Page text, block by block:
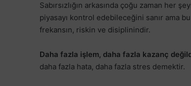
Sabırsızlığın arkasında çoğu zaman her
piyasayı kontrol edebileceğini sanır ama
frekansın, riskin ve disiplinindir.
Daha fazla işlem, daha fazla kazanç
daha fazla hata, daha fazla stres demektir.